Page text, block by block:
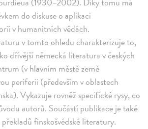
do diskuse o aplikaci
v humanitních vědách.
v tomto ohledu charakterizuje to,
dřívější německá literatura v českých
(v hlavním městě země
periferii (především v oblastech
Vykazuje rovněž specifické rysy, co
autorů. Součástí publikace je také
finskošvédské literatury.